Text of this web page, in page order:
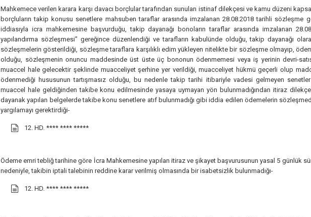
Mahkemece verilen karara karşı davacı borçlular tarafından sunulan istinaf dilekçesi ve kamu düzeni
borçluların takip konusu senetlere mahsuben taraflar arasında imzalanan 28.08.2018 tarihli sözleşme
iddiasıyla icra mahkemesine başvurduğu, takip dayanağı bonoların taraflar arasında imzalanan
yapılandırma sözleşmesi" gereğince düzenlendiği ve tarafların kabulünde olduğu, takip dayanağı
sözleşmelerin gösterildiği, sözleşme taraflara karşılıklı edim yükleyen nitelikte bir sözleşme olmayıp,
olduğu, sözleşmenin onuncu maddesinde üst üste üç bononun ödenmemesi veya iş yerinin devri-
muaccel hale gelecektir şeklinde muacceliyet şerhine yer verildiği, muacceliyet hükmü geçerli olup
ödenmediği hususunun tartışmasız olduğu, bu nedenle takip tarihi itibariyle vadesi gelmeyen
muaccel hale geldiğinden takibe konu edilmesinde yasaya uymayan yön bulunmadığından itiraz
dayanak yapılan belgelerde takibe konu senetlere atıf bulunmadığı gibi iddia edilen ödemelerin
yargılamayı gerektirdiği-
12. HD. **** **** *****
Ödeme emri tebliğ tarihine göre İcra Mahkemesine yapılan itiraz ve şikayet başvurusunun yasal 5 günlük
nedeniyle, takibin iptali talebinin reddine karar verilmiş olmasında bir isabetsizlik bulunmadığı-
12. HD. **** **** *****